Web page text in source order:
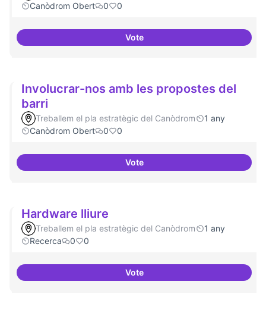
Canòdrom Obert
0 0
VoteCanòdrom com a refugi en cas
Involucrar-nos amb les propostes del
barri
Treballem el pla estratègic del Canòdrom
1 any
Canòdrom Obert
0 0
VoteInvolucrar-nos amb les
Hardware lliure
Treballem el pla estratègic del Canòdrom
1 any
Recerca
0 0
VoteHardware lliure